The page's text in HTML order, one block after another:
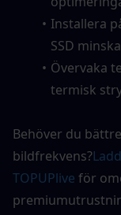
Installera
SSD
Övervaka
termisk
Behöver du
bildfrekvens?
TOPUPlive för